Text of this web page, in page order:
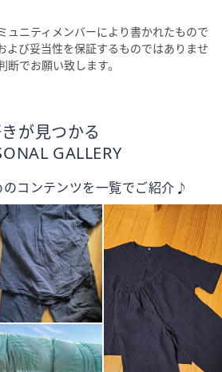
ュニティメンバーにより書かれたもので
よび妥当性を保証するものではありませ
でお願い致します。
が見つかる
GALLERY
コンテンツを一覧でご紹介♪